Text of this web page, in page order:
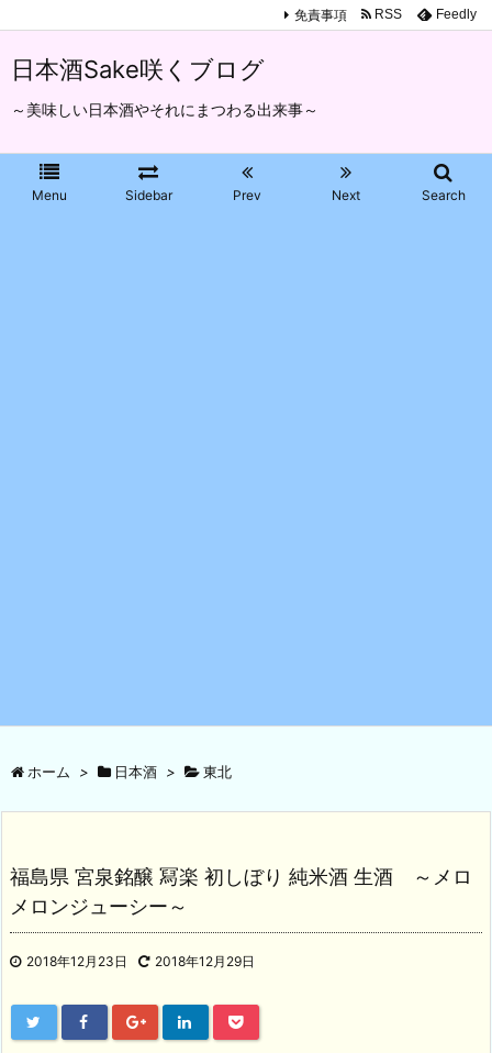
日本酒Sake咲くブログ
～美味しい日本酒やそれにまつわる出来事～
Menu Sidebar Prev Next Search
免責事項 RSS Feedly
ホーム > 日本酒 > 東北
福島県 宮泉銘醸 冩楽 初しぼり 純米酒 生酒 ～メロ
メロンジューシー～
2018年12月23日 2018年12月29日